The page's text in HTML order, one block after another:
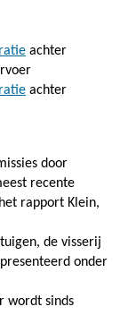
achter
achter
door
recente
rapport Klein,
de visserij
onder
wordt sinds